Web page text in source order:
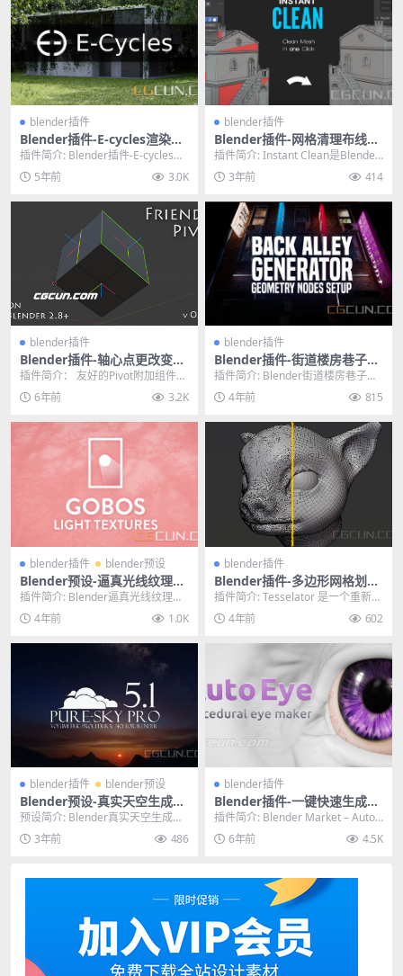
blender插件
Blender插件-E-cycles渲染器
2.93.5+3.0 alpha Win RTX/G
TX版本
插件简介: Blender插件-E-cycles渲
染器 2.93.5+3.0 a...
5年前 3.0K
blender插件
Blender插件-网格清理布线优
化插件 Instant Clean V2.0.1
插件简介: Instant Clean是Blender
的一个单击模型优化插件，内...
3年前 414
blender插件
Blender插件-轴心点更改变换
插件Friendly Pivot For Blen
der 2.80+
插件简介： 友好的Pivot附加组件模
仿了Autodesk Maya Pivot...
6年前 3.2K
blender插件
Blender插件-街道楼房巷子快
速生成插件 Back Alley Gene
rator v1.1
插件简介: Blender街道楼房巷子快
速生成插件 Back Alley Gen...
4年前 815
blender插件 blender预设
Blender预设-逼真光线纹理贴
图图案投影生成工具 Gobos L
ight Textures
插件简介: Blender逼真光线纹理贴
图图案投影生成插件 Gobos Ligh...
4年前 1.0K
blender插件
Blender插件-多边形网格划分
重拓扑 Tesselator Quadrilat
eral Remeshing v1.28.1
插件简介: Tesselator 是一个重新网
格化插件，可帮助您轻松地从造型
中创...4年前 602
blender插件 blender预设
Blender预设-真实天空生成光
效预设 Pure-Sky Pro V6.0.2
7 Full Pack Eevee & Cycle
预设简介: Blender真实天空生成光
效预设 Pure-Sky Pro V6....
3年前 486
blender插件
Blender插件-一键快速生成漂
亮真实的眼睛插件 Auto Eye
V3
插件简介: Blender Market – Auto
Eye V3是针对Ble...
6年前 4.5K